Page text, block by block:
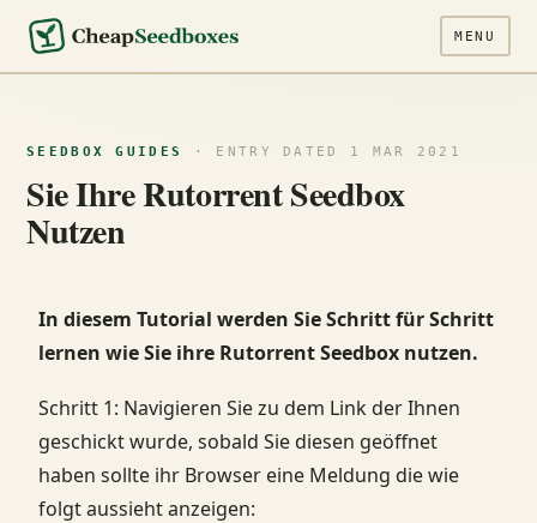
MENU
SEEDBOX GUIDES · ENTRY DATED 1 MAR 2021
Sie Ihre Rutorrent Seedbox
Nutzen
In diesem Tutorial werden Sie Schritt für Schritt
lernen wie Sie ihre Rutorrent Seedbox nutzen.
Schritt 1: Navigieren Sie zu dem Link der Ihnen
geschickt wurde, sobald Sie diesen geöffnet
haben sollte ihr Browser eine Meldung die wie
folgt aussieht anzeigen: